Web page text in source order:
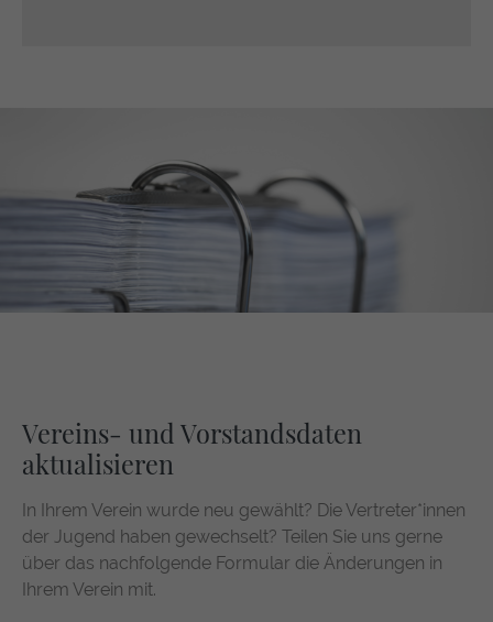
Vereins- und Vorstandsdaten
aktualisieren
In Ihrem Verein wurde neu gewählt? Die Vertreter*innen
der Jugend haben gewechselt? Teilen Sie uns gerne
über das nachfolgende Formular die Änderungen in
Ihrem Verein mit.